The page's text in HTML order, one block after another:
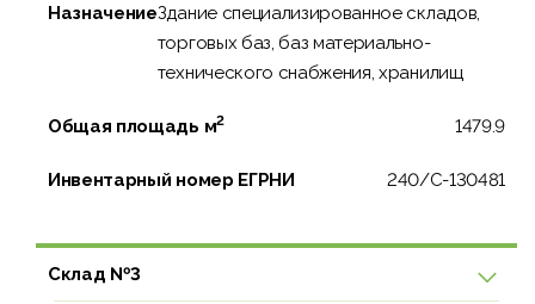
НазначениеЗдание специализированное складов,
торговых баз, баз материально-
технического снабжения, хранилищ
Общая площадь м2 1479.9
Инвентарный номер ЕГРНИ 240/C-130481
Склад №3